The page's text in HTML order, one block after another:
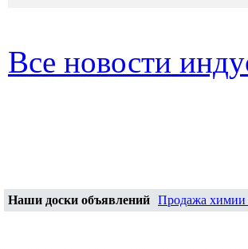
Все новости
Наши доски объявлений Продажа химии